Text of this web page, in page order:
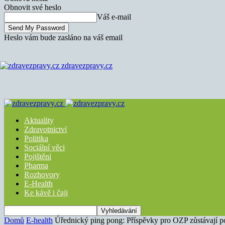
Obnovit své heslo
Váš e-mail
Heslo vám bude zasláno na váš email
zdravezpravy.cz
Aktuality
Zdravotnictví
Politika
Sociální věci
Pojištění
Pharma
Rozhovory
E-Health
Ke kávě i čaji
Domů E-health Úřednický ping pong: Příspěvky pro OZP zůstávají